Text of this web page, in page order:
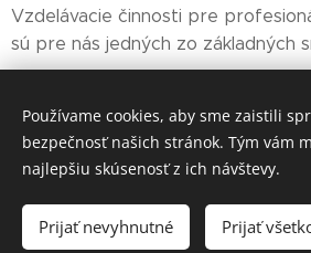
Vzdelávacie činnosti pre
sú pre nás jedných zo základných
Share
Cookies
Používame cookies, aby sme zaistili
bezpečnosť našich stránok. Tým vám
najlepšiu skúsenosť z ich návštevy.
Prijať nevyhnutné Prijať